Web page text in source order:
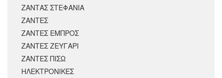
ΖΑΝΤΑΣ ΣΤΕΦΑΝΙΑ
ΖΑΝΤΕΣ
ΖΑΝΤΕΣ ΕΜΠΡΟΣ
ΖΑΝΤΕΣ ΖΕΥΓΑΡΙ
ΖΑΝΤΕΣ ΠΙΣΩ
ΗΛΕΚΤΡΟΝΙΚΕΣ